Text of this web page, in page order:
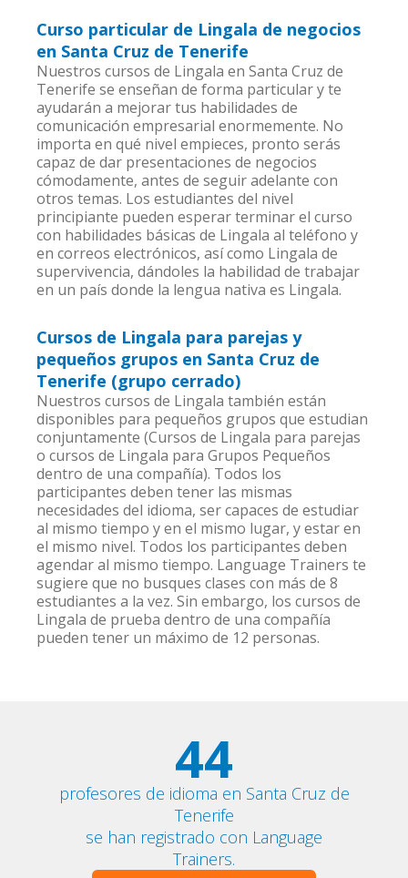
Curso particular de Lingala de negocios
en Santa Cruz de Tenerife
Nuestros cursos de Lingala en Santa Cruz de
Tenerife se enseñan de forma particular y te
ayudarán a mejorar tus habilidades de
comunicación empresarial enormemente. No
importa en qué nivel empieces, pronto serás
capaz de dar presentaciones de negocios
cómodamente, antes de seguir adelante con
otros temas. Los estudiantes del nivel
principiante pueden esperar terminar el curso
con habilidades básicas de Lingala al teléfono y
en correos electrónicos, así como Lingala de
supervivencia, dándoles la habilidad de trabajar
en un país donde la lengua nativa es Lingala.
Cursos de Lingala para parejas y
pequeños grupos en Santa Cruz de
Tenerife (grupo cerrado)
Nuestros cursos de Lingala también están
disponibles para pequeños grupos que estudian
conjuntamente (Cursos de Lingala para parejas
o cursos de Lingala para Grupos Pequeños
dentro de una compañía). Todos los
participantes deben tener las mismas
necesidades del idioma, ser capaces de estudiar
al mismo tiempo y en el mismo lugar, y estar en
el mismo nivel. Todos los participantes deben
agendar al mismo tiempo. Language Trainers te
sugiere que no busques clases con más de 8
estudiantes a la vez. Sin embargo, los cursos de
Lingala de prueba dentro de una compañía
pueden tener un máximo de 12 personas.
44
profesores de idioma en Santa Cruz de
Tenerife
se han registrado con Language
Trainers.